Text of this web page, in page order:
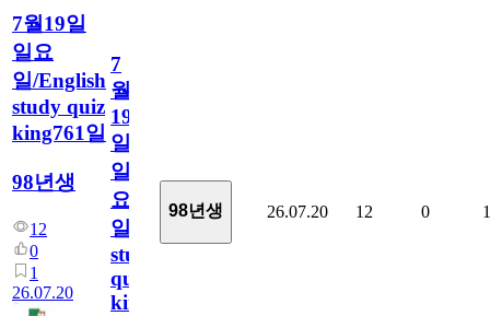
7월19일
일요
일/English
study quiz
king761일
98년생
12
0
1
26.07.20
7
월
19
일
일
요
일/English
study
quiz
king761
98년생 26.07.20 12 0 1